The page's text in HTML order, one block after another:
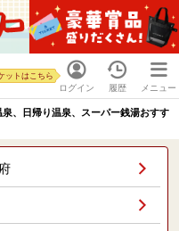
ログイン
ットはこちら
履歴 メニュー
、日帰り温泉、スーパー銭湯おすす